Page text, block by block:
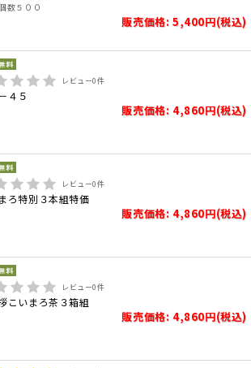
数５００
販売価格: 5,400円(税込)
レビュー0件
４５
販売価格: 4,860円(税込)
レビュー0件
ろ特別３本組特価
販売価格: 4,860円(税込)
レビュー0件
こいまろ茶３箱組
販売価格: 4,860円(税込)